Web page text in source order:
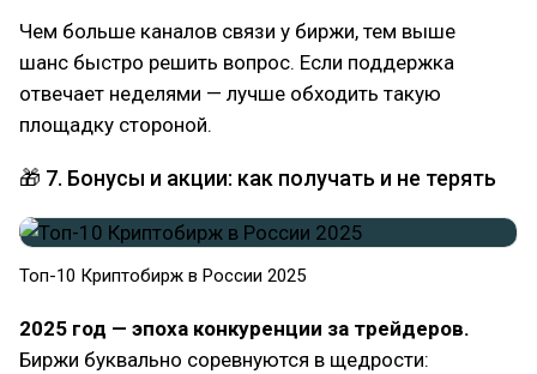
Чем больше каналов связи у биржи, тем выше
шанс быстро решить вопрос. Если поддержка
отвечает неделями — лучше обходить такую
площадку стороной.
🎁 7. Бонусы и акции: как получать и не терять
Топ-10 Криптобирж в России 2025
2025 год — эпоха конкуренции за трейдеров.
Биржи буквально соревнуются в щедрости: